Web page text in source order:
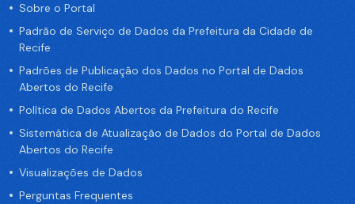
Sobre o Portal
Padrão de Serviço de Dados da Prefeitura da Cidade de
Recife
Padrões de Publicação dos Dados no Portal de Dados
Abertos do Recife
Política de Dados Abertos da Prefeitura do Recife
Sistemática de Atualização de Dados do Portal de Dados
Abertos do Recife
Visualizações de Dados
Perguntas Frequentes